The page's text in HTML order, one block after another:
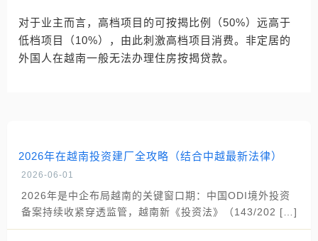
对于业主而言，高档项目的可按揭比例（50%）远高于
低档项目（10%），由此刺激高档项目消费。非定居的
外国人在越南一般无法办理住房按揭贷款。
2026年在越南投资建厂全攻略（结合中越最新法律）
2026-06-01
2026年是中企布局越南的关键窗口期：中国ODI境外投资
备案持续收紧穿透监管，越南新《投资法》（143/202 […]